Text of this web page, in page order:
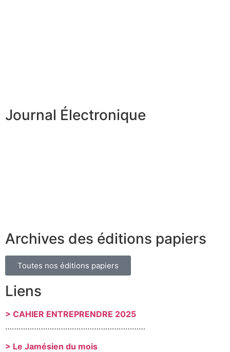
Journal Électronique
Archives des éditions papiers
Toutes nos éditions papiers
Liens
> CAHIER ENTREPRENDRE 2025
………………………………………………………
> Le Jamésien du mois